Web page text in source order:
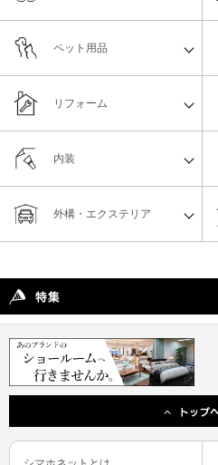
ペット用品
リフォーム
外構・エクステリア
内装